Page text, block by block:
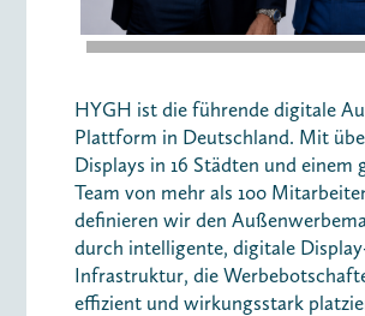
HYGH ist die führende digitale
Plattform in Deutschland. Mit
Displays in 16 Städten und einem
Team von mehr als 100
definieren wir den
durch intelligente, digitale
Infrastruktur, die
effizient und wirkungsstark